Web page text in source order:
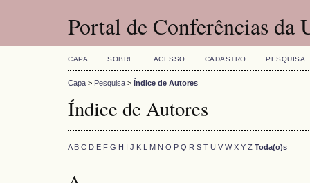
Portal de Conferências da
CAPA SOBRE ACESSO CADASTRO PESQUISA
Capa > Pesquisa > Índice de Autores
Índice de Autores
A B C D E F G H I J K L M N O P Q R S T U V W X Y Z Toda(o)s